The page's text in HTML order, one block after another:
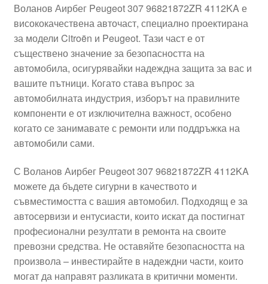
Моята сметка
Плащанията
Политика за поверителност
Процедура за рекламации
Разгледайте
Транспорт
Воланов Аирбег Peugeot 307 96821872ZR 4112KA е
висококачествена авточаст, специално проектирана
за модели Citroën и Peugeot. Тази част е от
съществено значение за безопасността на
автомобила, осигурявайки надеждна защита за вас и
вашите пътници. Когато става въпрос за
автомобилната индустрия, изборът на правилните
компоненти е от изключителна важност, особено
когато се занимавате с ремонти или поддръжка на
автомобили сами.
С Воланов Аирбег Peugeot 307 96821872ZR 4112KA
можете да бъдете сигурни в качеството и
съвместимостта с вашия автомобил. Подходящ е за
автосервизи и ентусиасти, които искат да постигнат
професионални резултати в ремонта на своите
превозни средства. Не оставяйте безопасността на
произвола – инвестирайте в надеждни части, които
могат да направят разликата в критични моменти.